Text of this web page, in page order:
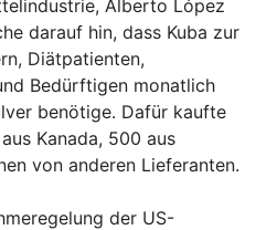
Alberto López
darauf hin, dass Kuba zur
Diätpatienten,
Bedürftigen monatlich
benötige. Dafür kaufte
Kanada, 500 aus
von anderen Lieferanten.
der US-